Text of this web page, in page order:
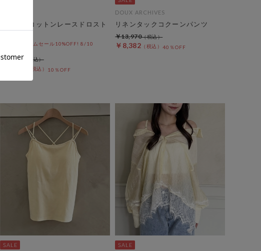
２Ｗａｙコットンレースドロスト
期間限定タイムセール10%OFF! 8/10
10％OFF
￥5,500
DOUX ARCHIVES
リネンタックコクーンパンツ
￥8,382 40％OFF
￥13,970